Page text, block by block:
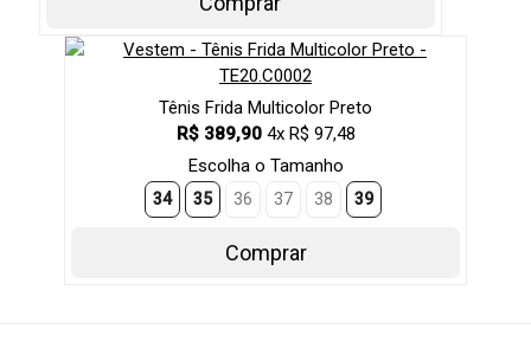
Tênis Frida Multicolor Preto
R$ 389,90 4x R$ 97,48
Escolha o Tamanho
34 35 36 37 38 39
Comprar